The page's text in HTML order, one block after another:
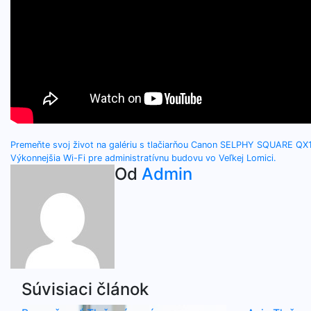
Navigácia
článku
Premeňte svoj život na galériu s tlačiarňou Canon SELPHY SQUARE
Výkonnejšia Wi-Fi pre administratívnu budovu vo Veľkej Lomici.
Od Admin
Súvisiaci článok